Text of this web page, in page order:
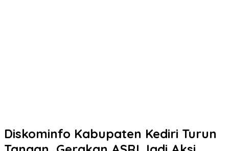
Diskominfo Kabupaten Kediri Turun